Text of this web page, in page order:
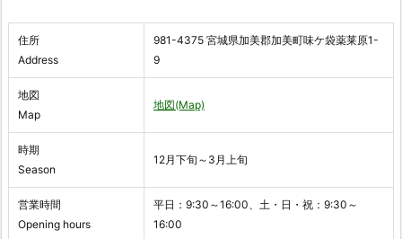
住所
Address
981-4375 宮城県加美郡加美町味ケ袋薬莱原1-
9
地図
Map
地図(Map)
時期
Season
12月下旬～3月上旬
営業時間
Opening hours
平日：9:30～16:00、土・日・祝：9:30～
16:00